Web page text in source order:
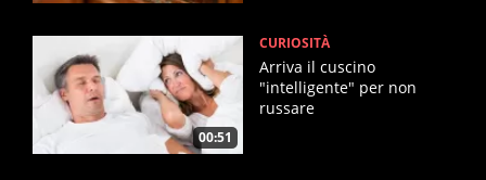
00:51
CURIOSITÀ
Arriva il cuscino
"intelligente" per non
russare